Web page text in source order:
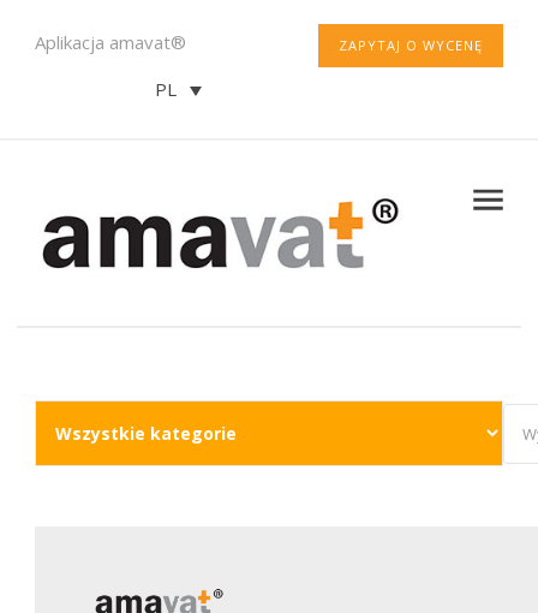
ZAPYTAJ O WYCENĘ
Aplikacja amavat®
PL